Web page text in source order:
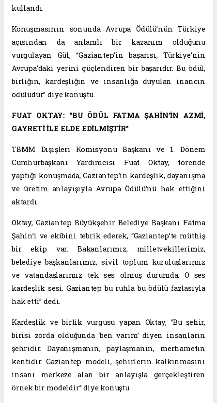
kullandı.
Konuşmasının sonunda Avrupa Ödülü’nün Türkiye
açısından da anlamlı bir kazanım olduğunu
vurgulayan Gül, “Gaziantep’in başarısı, Türkiye’nin
Avrupa’daki yerini güçlendiren bir başarıdır. Bu ödül,
birliğin, kardeşliğin ve insanlığa duyulan inancın
ödülüdür” diye konuştu.
FUAT OKTAY: “BU ÖDÜL FATMA ŞAHİN’İN AZMİ,
GAYRETİ İLE ELDE EDİLMİŞTİR”
TBMM Dışişleri Komisyonu Başkanı ve 1. Dönem
Cumhurbaşkanı Yardımcısı Fuat Oktay, törende
yaptığı konuşmada, Gaziantep’in kardeşlik, dayanışma
ve üretim anlayışıyla Avrupa Ödülü’nü hak ettiğini
aktardı.
Oktay, Gaziantep Büyükşehir Belediye Başkanı Fatma
Şahin’i ve ekibini tebrik ederek, “Gaziantep’te müthiş
bir ekip var. Bakanlarımız, milletvekillerimiz,
belediye başkanlarımız, sivil toplum kuruluşlarımız
ve vatandaşlarımız tek ses olmuş durumda. O ses
kardeşlik sesi. Gaziantep bu ruhla bu ödülü fazlasıyla
hak etti” dedi.
Kardeşlik ve birlik vurgusu yapan Oktay, “Bu şehir,
birisi zorda olduğunda ‘ben varım’ diyen insanların
şehridir. Dayanışmanın, paylaşmanın, merhametin
kentidir. Gaziantep modeli, şehirlerin kalkınmasını
insanı merkeze alan bir anlayışla gerçekleştiren
örnek bir modeldir” diye konuştu.